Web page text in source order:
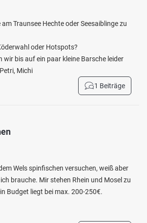
Traunsee Hechte oder Seesaiblinge zu
oder Hotspots?
wir bis auf ein paar kleine Barsche leider
Michi
1 Beiträge
Wels spinfischen versuchen, weiß aber
brauche. Mir stehen Rhein und Mosel zu
Budget liegt bei max. 200-250€.